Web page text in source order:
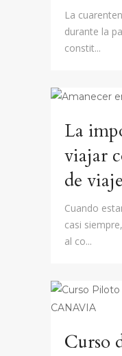
La
durante la
constit...
La
viajar
de
Cuando
casi
al co...
Curso